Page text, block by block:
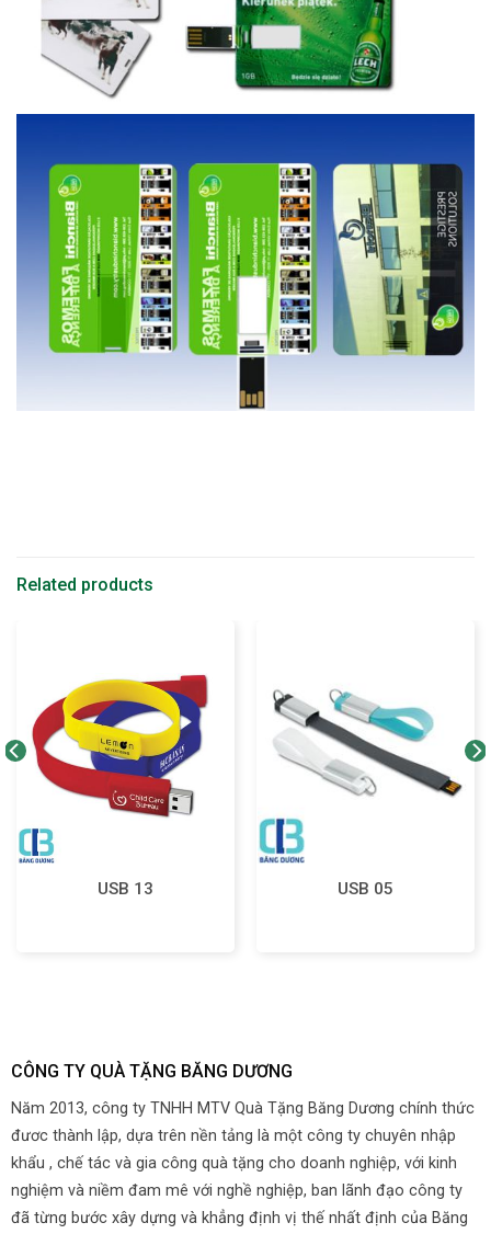
Related products
USB 13 USB 05
CÔNG TY QUÀ TẶNG BĂNG DƯƠNG
Năm 2013, công ty TNHH MTV Quà Tặng Băng Dương chính thức
đươc thành lập, dựa trên nền tảng là một công ty chuyên nhập
khẩu , chế tác và gia công quà tặng cho doanh nghiệp, với kinh
nghiệm và niềm đam mê với nghề nghiệp, ban lãnh đạo công ty
đã từng bước xây dựng và khẳng định vị thế nhất định của Băng